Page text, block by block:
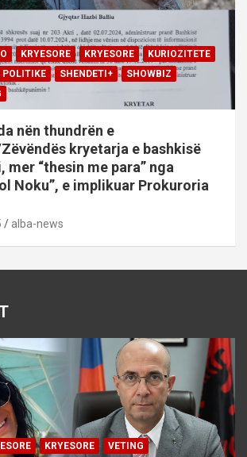
KRYESORE KRYESORE
KURIOZITETE
POLITIKE SHENDETI+
SHOWBIZ
nën thundrën e
kryetarja e bashkisë
mer “thesin me para” nga
Noku”, e implikuar Prokuroria
alba-news
KRYESORE VETING